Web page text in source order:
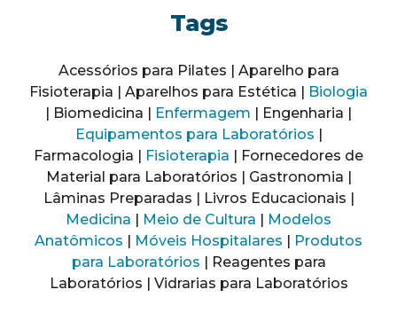
Tags
Acessórios para Pilates | Aparelho para
Fisioterapia | Aparelhos para Estética | Biologia
| Biomedicina | Enfermagem | Engenharia |
Equipamentos para Laboratórios |
Farmacologia | Fisioterapia | Fornecedores de
Material para Laboratórios | Gastronomia |
Lâminas Preparadas | Livros Educacionais |
Medicina | Meio de Cultura | Modelos
Anatômicos | Móveis Hospitalares | Produtos
para Laboratórios | Reagentes para
Laboratórios | Vidrarias para Laboratórios